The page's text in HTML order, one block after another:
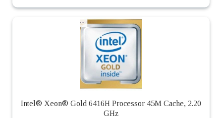
Intel® Xeon® Gold 6416H Processor 45M Cache, 2.20
GHz